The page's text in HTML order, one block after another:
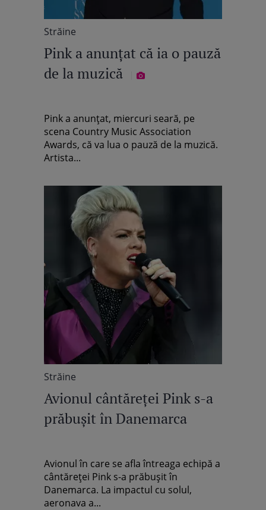
Străine
Pink a anunțat că ia o pauză
de la muzică
Pink a anunțat, miercuri seară, pe
scena Country Music Association
Awards, că va lua o pauză de la muzică.
Artista...
Străine
Avionul cântăreței Pink s-a
prăbușit în Danemarca
Avionul în care se afla întreaga echipă a
cântăreței Pink s-a prăbușit în
Danemarca. La impactul cu solul,
aeronava a...